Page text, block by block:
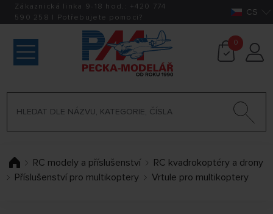
Zákaznická linka 9-18 hod.: +420 774
590 258 | Potřebujete pomoci? CS
0
RC modely a příslušenství
RC kvadrokoptéry a drony
Příslušenství pro multikoptery
Vrtule pro multikoptery